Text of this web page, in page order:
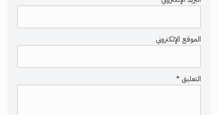
الموقع الإلكتروني
التعليق *